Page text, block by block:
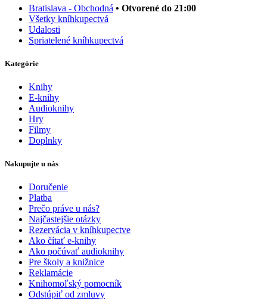
Bratislava - Obchodná • Otvorené do 21:00
Všetky kníhkupectvá
Udalosti
Spriatelené kníhkupectvá
Kategórie
Knihy
E-knihy
Audioknihy
Hry
Filmy
Doplnky
Nakupujte u nás
Doručenie
Platba
Prečo práve u nás?
Najčastejšie otázky
Rezervácia v kníhkupectve
Ako čítať e-knihy
Ako počúvať audioknihy
Pre školy a knižnice
Reklamácie
Knihomoľský pomocník
Odstúpiť od zmluvy